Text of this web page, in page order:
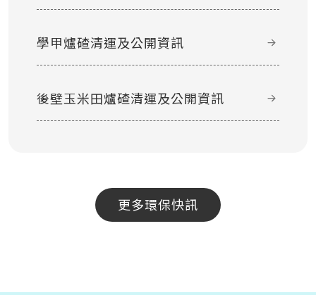
學甲爐碴清運及公開資訊
後壁玉米田爐碴清運及公開資訊
更多環保快訊